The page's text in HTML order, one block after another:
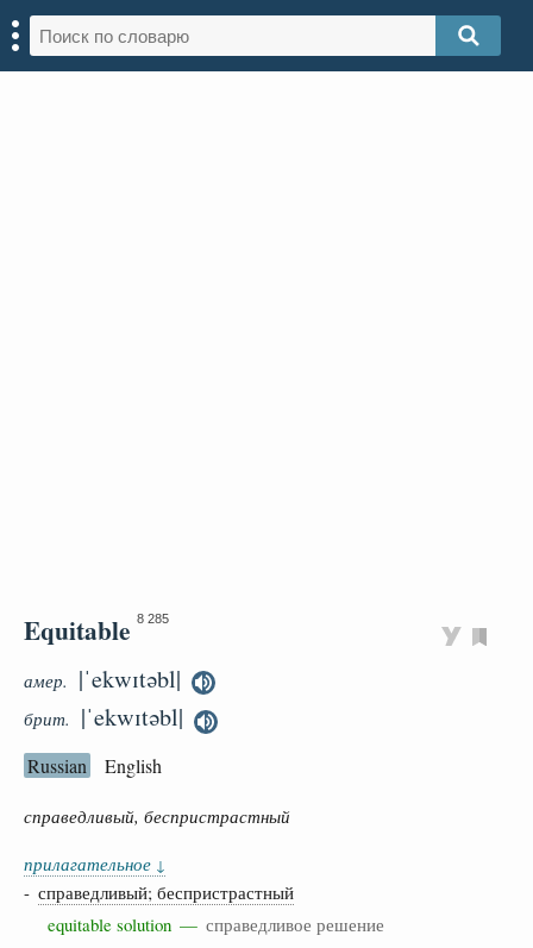
Equitable 8 285
амер. |ˈekwɪtəbl|
брит. |ˈekwɪtəbl|
Russian English
справедливый, беспристрастный
прилагательное ↓
- справедливый; беспристрастный
equitable solution — справедливое решение